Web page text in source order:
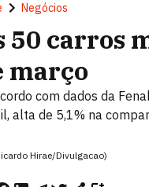
Negócios
50 carros
março
com dados da
alta de 5,1% na
Hirae/Divulgacao)